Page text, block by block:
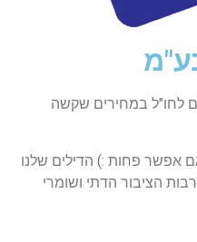
לחו"ל במחירים שקשה
אפשר פחות :) הדילים שלנו
הציבור הדתי ושומרי